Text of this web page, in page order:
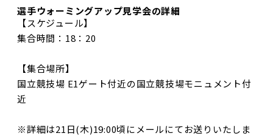
選手ウォーミングアップ見学会の詳細
【スケジュール】
集合時間：18：20
【集合場所】
国立競技場 E1ゲート付近の国立競技場モニュメント付
近
※詳細は21日(木)19:00頃にメールにてお送りいたしま